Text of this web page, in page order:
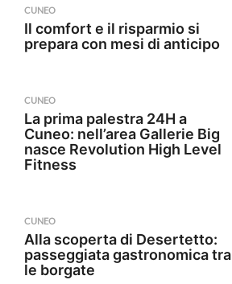
CUNEO
Il comfort e il risparmio si
prepara con mesi di anticipo
CUNEO
La prima palestra 24H a
Cuneo: nell’area Gallerie Big
nasce Revolution High Level
Fitness
CUNEO
Alla scoperta di Desertetto:
passeggiata gastronomica tra
le borgate